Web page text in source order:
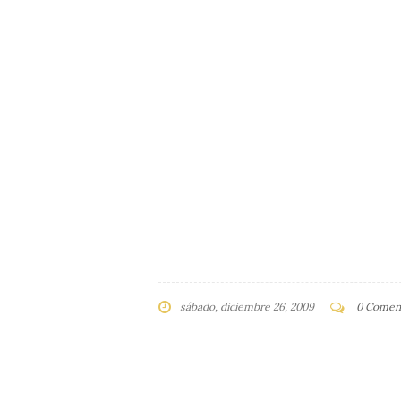
sábado, diciembre 26, 2009 0